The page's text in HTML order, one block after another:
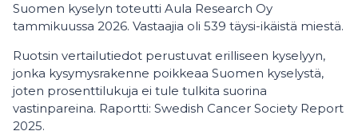
Suomen kyselyn toteutti Aula Research Oy
tammikuussa 2026. Vastaajia oli 539 täysi-ikäistä miestä.
Ruotsin vertailutiedot perustuvat erilliseen kyselyyn,
jonka kysymysrakenne poikkeaa Suomen kyselystä,
joten prosenttilukuja ei tule tulkita suorina
vastinpareina. Raportti: Swedish Cancer Society Report
2025.